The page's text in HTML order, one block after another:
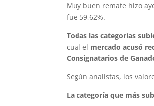
Muy buen remate hizo
fue 59,62%.
Todas las categorías
cual el mercado acusó
Consignatarios de
Según analistas, los
La categoría que más